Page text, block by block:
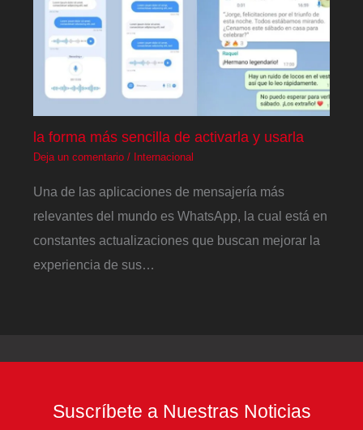
la forma más sencilla de activarla y usarla
Deja un comentario / Internacional
Una de las aplicaciones de mensajería más
relevantes del mundo es WhatsApp, la cual está en
constantes actualizaciones que buscan mejorar la
experiencia de sus…
Suscríbete a Nuestras Noticias